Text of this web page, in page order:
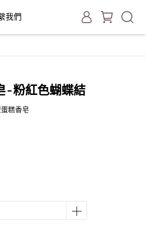
我們
-粉紅色蝴蝶結
糕香皂